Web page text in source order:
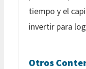
tiempo y el
invertir para
Otros